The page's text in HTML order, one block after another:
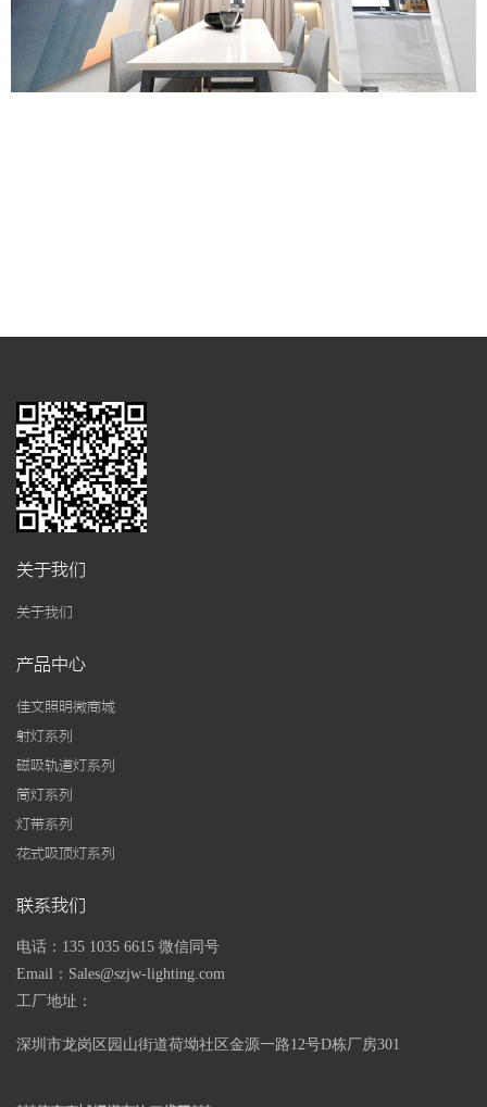
关于我们
关于我们
产品中心
佳文照明微商城
射灯系列
磁吸轨道灯系列
筒灯系列
灯带系列
花式吸顶灯系列
联系我们
电话：135 1035 6615 微信同号
Email：Sales@szjw-lighting.com
工厂地址：
深圳市龙岗区园山街道荷坳社区金源一路12号D栋厂房301